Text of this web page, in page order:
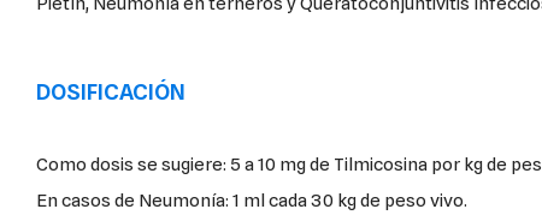
DOSIFICACIÓN
Como dosis se sugiere: 5 a 10 mg de Tilmicosina por kg de
En casos de Neumonía: 1 ml cada 30 kg de peso vivo.